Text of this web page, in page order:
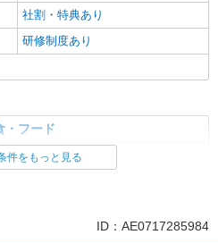
社割・特典あり
研修制度あり
・フード
調理・調理補助・調理師
件をもっと見る
ID：AE0717285984